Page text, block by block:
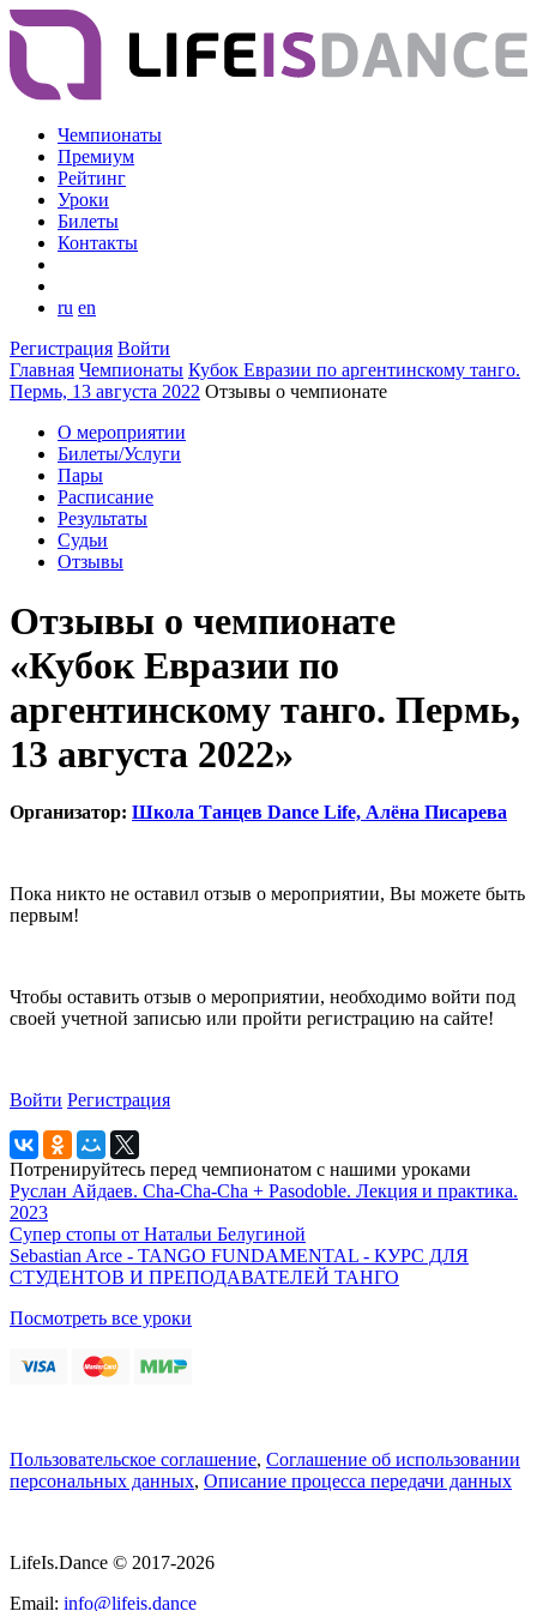
Чемпионаты
Премиум
Рейтинг
Уроки
Билеты
Контакты
ru en
Регистрация Войти
Главная Чемпионаты Кубок Евразии по аргентинскому танго.
Пермь, 13 августа 2022 Отзывы о чемпионате
О мероприятии
Билеты/Услуги
Пары
Расписание
Результаты
Судьи
Отзывы
Отзывы о чемпионате
«Кубок Евразии по
аргентинскому танго. Пермь,
13 августа 2022»
Организатор: Школа Танцев Dance Life, Алёна Писарева
Пока никто не оставил отзыв о мероприятии, Вы можете быть
первым!
Чтобы оставить отзыв о мероприятии, необходимо войти под
своей учетной записью или пройти регистрацию на сайте!
Войти Регистрация
Потренируйтесь перед чемпионатом с нашими уроками
Руслан Айдаев. Cha-Cha-Cha + Pasodoble. Лекция и практика.
2023
Супер стопы от Натальи Белугиной
Sebastian Arce - TANGO FUNDAMENTAL - КУРС ДЛЯ
СТУДЕНТОВ И ПРЕПОДАВАТЕЛЕЙ ТАНГО
Посмотреть все уроки
Пользовательское соглашение, Соглашение об использовании
персональных данных, Описание процесса передачи данных
LifeIs.Dance © 2017-2026
Email: info@lifeis.dance